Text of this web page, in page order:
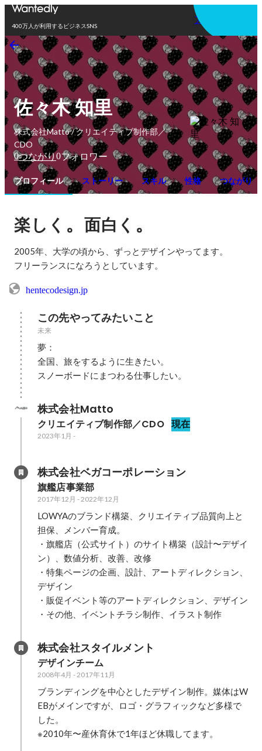
400万人が利用するビジネスSNS
アプリを使う
佐々木 知里
株式会社Matto / クリエイティブ制作部／
CDO
0つながり0フォロワー
プロフィール ストーリー スキル 性格 つながり
楽しく 。面白く 。
2005年、大学の頃から、ずっとデザインやってます。
フリーランスになろうとしています。
hentecodesign.jp
この先やってみたいこと
未来
夢：
全国、旅をするように生きたい。
スノーボードにまつわる仕事したい。
株式会社Matto
クリエイティブ制作部／CDO 現在
2023年1月 -
株式会社ベガコーポレーション
旗艦店事業部
2017年12月 -2022年12月
LOWYAのブランド構築、クリエイティブ品質向上と
担保、メンバー育成。
・旗艦店（公式サイト）のサイト構築（設計〜デザイ
ン）、数値分析、改善、改修
・特集ページの企画、設計、アートディレクション、
デザイン
・販促イベント等のアートディレクション、デザイン
・その他、イベントチラシ制作、イラスト制作
株式会社スタイルメント
デザインチーム
2008年4月 -2017年11月
ブランディングを中心としたデザイン制作。媒体はW
EBがメインですが、ロゴ・グラフィックなど多様で
した。
※2010年〜産休育休で1年ほど休職してます。